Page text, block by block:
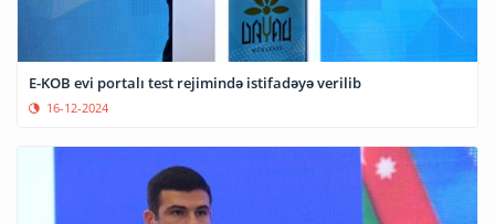
E-KOB evi portalı test rejimində istifadəyə verilib
16-12-2024